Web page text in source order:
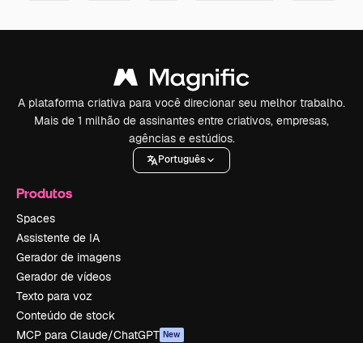
A plataforma criativa para você direcionar seu melhor trabalho.
Mais de 1 milhão de assinantes entre criativos, empresas,
agências e estúdios.
Português
Produtos
Spaces
Assistente de IA
Gerador de imagens
Gerador de vídeos
Texto para voz
Conteúdo de stock
MCP para Claude/ChatGPT New